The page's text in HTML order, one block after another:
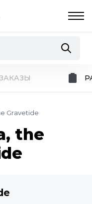
Gravetide
the